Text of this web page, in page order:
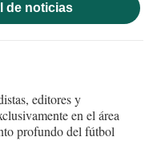
de noticias
editores y
en el área
profundo del fútbol